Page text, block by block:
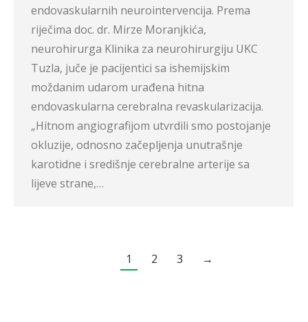
endovaskularnih neurointervencija. Prema
riječima doc. dr. Mirze Moranjkića,
neurohirurga Klinika za neurohirurgiju UKC
Tuzla, juče je pacijentici sa ishemijskim
moždanim udarom urađena hitna
endovaskularna cerebralna revaskularizacija.
„Hitnom angiografijom utvrdili smo postojanje
okluzije, odnosno začepljenja unutrašnje
karotidne i središnje cerebralne arterije sa
lijeve strane,…
1 2 3 →